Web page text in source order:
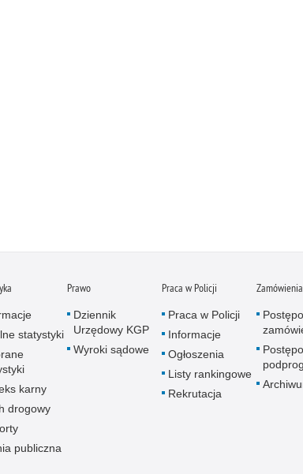
statystyki
karny
drogowy
publiczna
Prawo
Dziennik
Urzędowy KGP
Wyroki sądowe
Praca w Policji
Praca w Policji
Informacje
Ogłoszenia
Listy rankingowe
Rekrutacja